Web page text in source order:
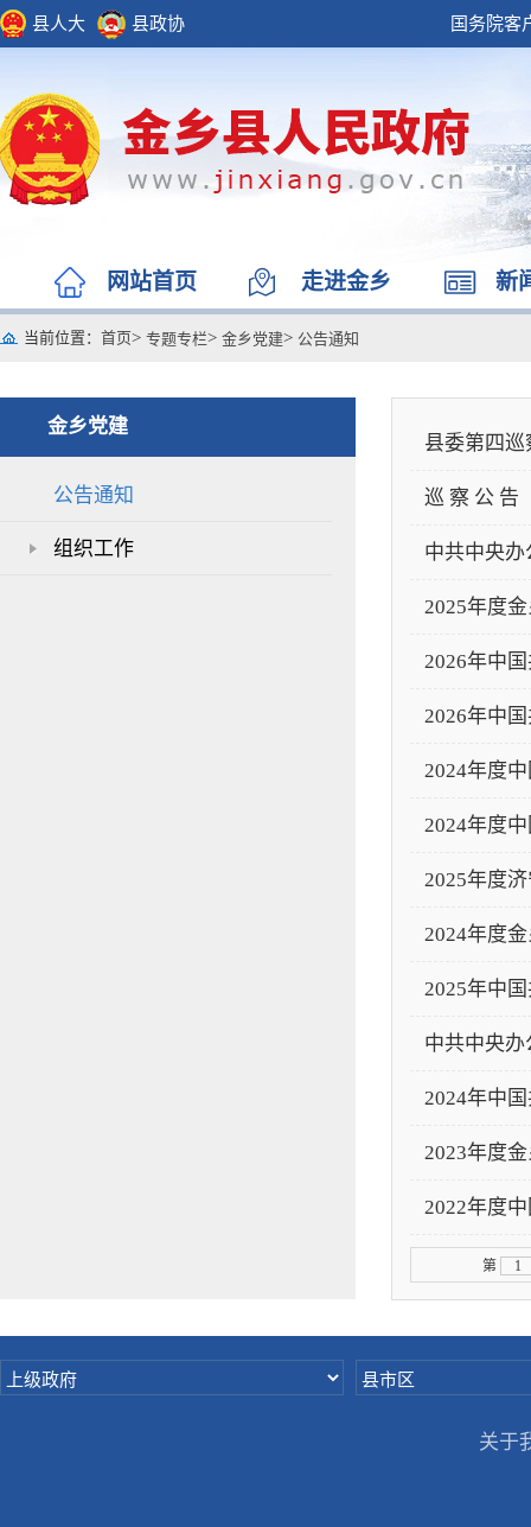
县人大 县政协 国务院客
网站首页 走进金乡 新
当前位置 ： 首页> 专题专栏> 金乡党建> 公告通知
金乡党建
公告通知
组织工作
县委第四
巡 察 公 告
中共中央
2025年度
2026年中
2026年中
2024年度
2024年度
2025年度
2024年度
2025年中
中共中央
2024年中
2023年度
2022年度
第
关于